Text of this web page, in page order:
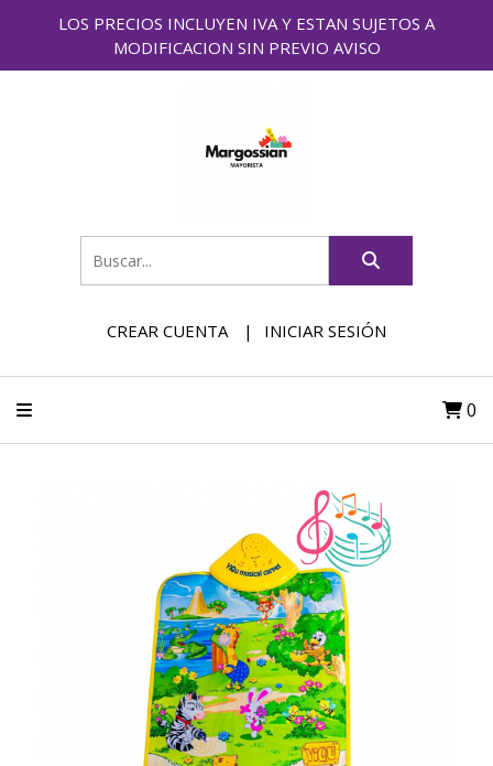
LOS PRECIOS INCLUYEN IVA Y ESTAN SUJETOS A
MODIFICACION SIN PREVIO AVISO
CREAR CUENTA INICIAR SESIÓN
0